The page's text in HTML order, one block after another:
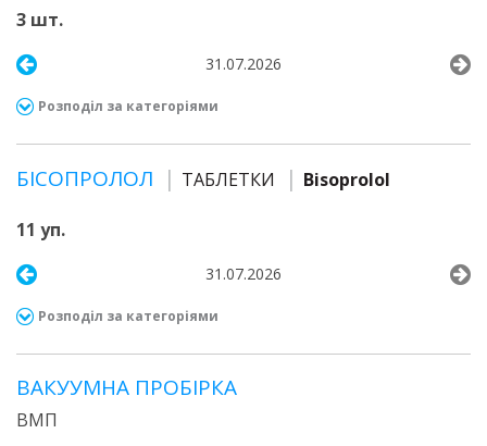
3 шт.
31.07.2026
Розподіл за категоріями
БІСОПРОЛОЛ ТАБЛЕТКИ Bisoprolol
11 уп.
31.07.2026
Розподіл за категоріями
ВАКУУМНА ПРОБІРКА
ВМП